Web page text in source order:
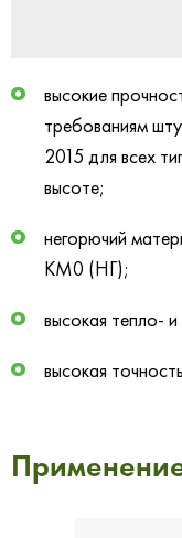
высокие
требованиям
2015 для всех
высоте;
негорючий
КМ0 (НГ);
высокая тепло-
высокая